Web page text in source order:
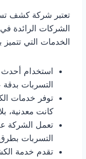
تعتبر شركة كشف
الشركات الرائدة
الخدمات التي تتميز
استخدام أحدث
التسربات بدقة
توفر خدمات
كانت معدنية،
تعمل الشركة
التسربات
تقدم خدمة